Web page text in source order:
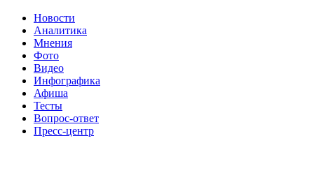
Новости
Аналитика
Мнения
Фото
Видео
Инфографика
Афиша
Тесты
Вопрос-ответ
Пресс-центр